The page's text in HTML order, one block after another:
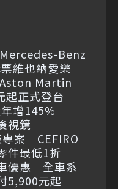
Benz
維也納愛樂
Martin
起正式登台
增145%
視鏡
專案 CEFIRO
件最低1折
優惠 全車系
5,900元起